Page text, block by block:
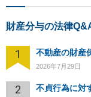
財産分与の法律
1 不動産の財産
2026年7月29日
2